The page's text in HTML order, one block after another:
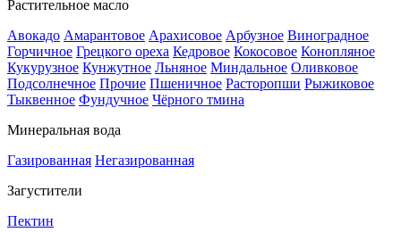
Растительное масло
Авокадо Амарантовое Арахисовое Арбузное Виноградное
Горчичное Грецкого ореха Кедровое Кокосовое Конопляное
Кукурузное Кунжутное Льняное Миндальное Оливковое
Подсолнечное Прочие Пшеничное Расторопши Рыжиковое
Тыквенное Фундучное Чёрного тмина
Минеральная вода
Газированная Негазированная
Загустители
Пектин